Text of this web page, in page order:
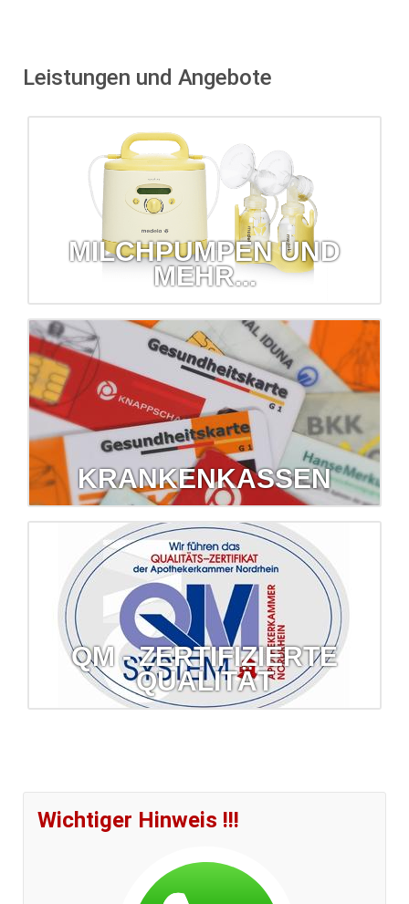
Leistungen und Angebote
MILCHPUMPEN UND
MEHR...
Milchpumpen und mehr...
Wir verleihen Babywaagen, Milchpumpen, Inhalatoren und
sogar Blutdruckmessgeräte!
mehr erfahren...
KRANKENKASSEN
Krankenkassen
Wir lassen Sie bei den häufig nicht einfachen
Krankenkassenangelegenheiten nicht allein.
mehr erfahren...
QM - ZERTIFIZIERTE
QUALITÄT
mehr erfahren...
Wichtiger Hinweis !!!